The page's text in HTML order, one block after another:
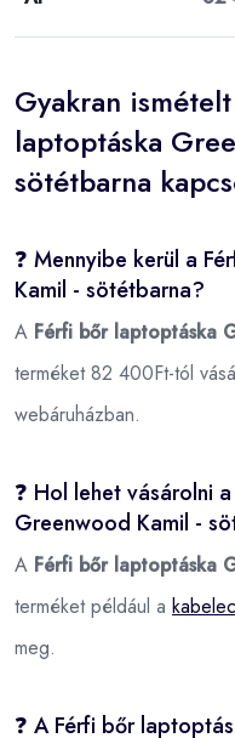
Gyakran
laptoptáska
sötétbarna
❓ Mennyibe kerül a
Kamil - sötétbarna?
A Férfi bőr laptoptáska
terméket 82 400Ft-tól
webáruházban.
❓ Hol lehet vásárolni
Greenwood Kamil -
A Férfi bőr laptoptáska
terméket például a
meg.
❓ A Férfi bőr